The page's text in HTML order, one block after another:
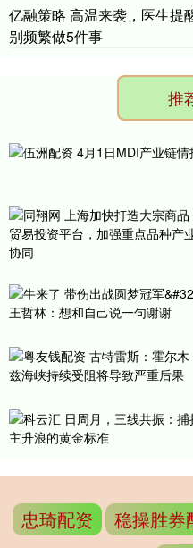
亿融策略 高温来袭，医生提
别频繁做5件事
推
忠琦配资 稳操胜券